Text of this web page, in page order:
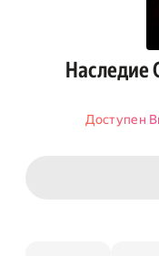
Наследие
Доступен